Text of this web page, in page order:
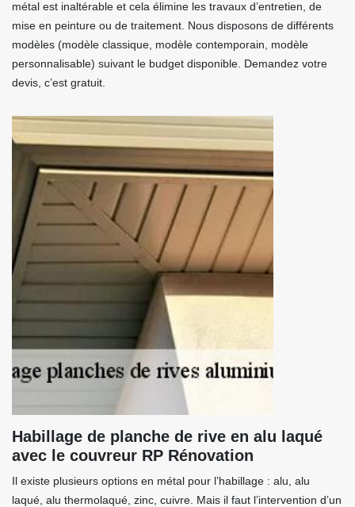
métal est inaltérable et cela élimine les travaux d’entretien, de
mise en peinture ou de traitement. Nous disposons de différents
modèles (modèle classique, modèle contemporain, modèle
personnalisable) suivant le budget disponible. Demandez votre
devis, c’est gratuit.
Habillage de planche de rive en alu laqué
avec le couvreur RP Rénovation
Il existe plusieurs options en métal pour l’habillage : alu, alu
laqué, alu thermolaqué, zinc, cuivre. Mais il faut l’intervention d’un